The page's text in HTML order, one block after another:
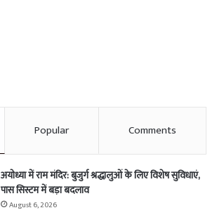
Popular Comments
अयोध्या में राम मंदिर: बुजुर्ग श्रद्धालुओं के लिए विशेष सुविधाएं,
पास सिस्टम में बड़ा बदलाव
August 6, 2026